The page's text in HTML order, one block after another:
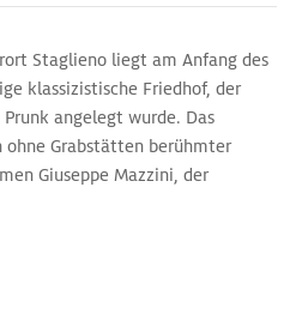
Staglieno liegt am Anfang des
klassizistische Friedhof, der
angelegt wurde. Das
ohne Grabstätten berühmter
Giuseppe Mazzini, der
Ironie sind bei der Betrachtung
Skulpturen spürbar. Vor
dei Suffragi komplett